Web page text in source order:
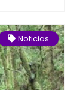
Noticias